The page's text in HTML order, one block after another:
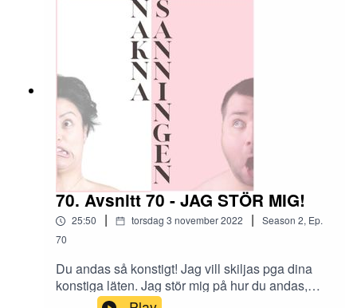
70. Avsnitt 70 - JAG STÖR MIG!
25:50 | torsdag 3 november 2022 | Season 2, Ep.
70
Du andas så konstigt! Jag vill skiljas pga dina
konstiga läten. Jag stör mig på hur du andas,
smaskar och flåsar. Jag kan inte leva med de.